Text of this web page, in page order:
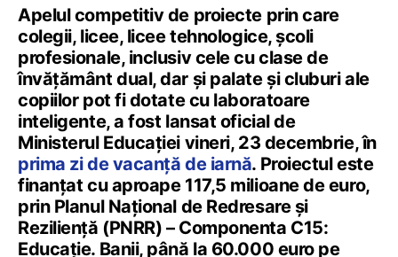
Apelul competitiv de proiecte prin care
colegii, licee, licee tehnologice, școli
profesionale, inclusiv cele cu clase de
învățământ dual, dar și palate și cluburi ale
copiilor pot fi dotate cu laboratoare
inteligente, a fost lansat oficial de
Ministerul Educației vineri, 23 decembrie, în
prima zi de vacanță de iarnă. Proiectul este
finanțat cu aproape 117,5 milioane de euro,
prin Planul Național de Redresare și
Reziliență (PNRR) – Componenta C15:
Educație. Banii, până la 60.000 euro pe